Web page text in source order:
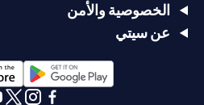
الخصوصية والأمن
عن سيتي
opens in a new tab
tab